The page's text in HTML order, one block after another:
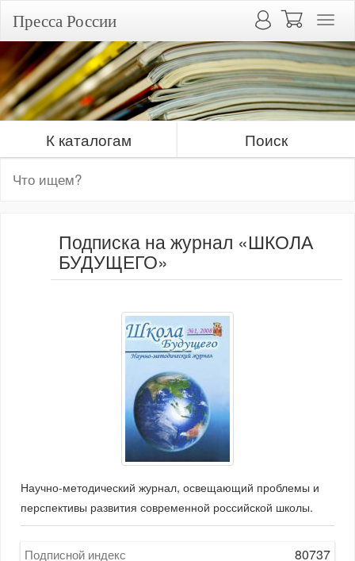
Пресса России
К каталогам Поиск
Подписка на журнал «ШКОЛА
БУДУЩЕГО»
Научно-методический журнал, освещающий проблемы и
перспективы развития современной российской школы.
Подписной индекс 80737